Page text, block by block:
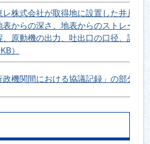
レ株式会社が取得地に設置した井戸
表からの深さ、地表からのストレーナ
、原動機の出力、吐出口の口径、設置
）
政機関間における協議記録」の部分開